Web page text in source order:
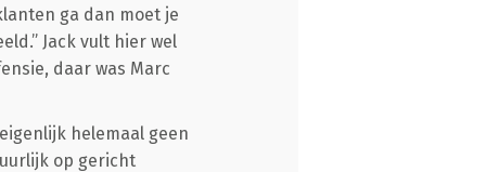
ga dan moet je
Jack vult hier wel
daar was Marc
helemaal geen
op gericht